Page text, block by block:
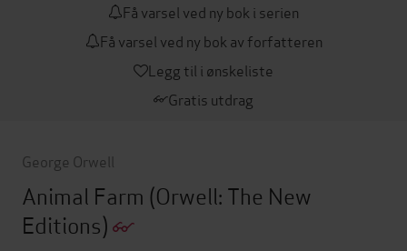
Få varsel ved ny bok i serien
Få varsel ved ny bok av forfatteren
Legg til i ønskeliste
Gratis utdrag
George Orwell
Animal Farm (Orwell: The New
Editions)